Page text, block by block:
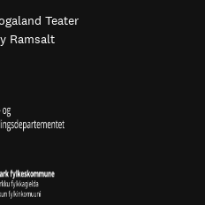
Teater
Ramsalt